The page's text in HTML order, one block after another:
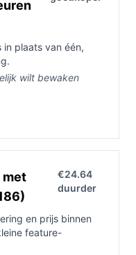
plaats van één,
wilt bewaken
met
€24.64
duurder
en prijs binnen
feature-